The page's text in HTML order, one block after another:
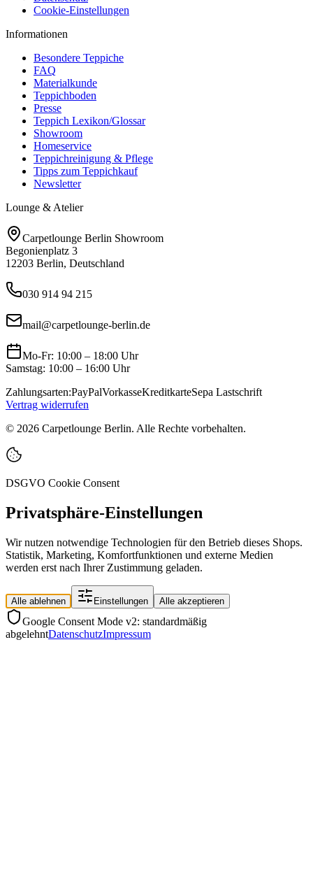
Cookie-Einstellungen
Informationen
Besondere Teppiche
FAQ
Materialkunde
Teppichboden
Presse
Teppich Lexikon/Glossar
Showroom
Homeservice
Teppichreinigung & Pflege
Tipps zum Teppichkauf
Newsletter
Lounge & Atelier
Carpetlounge Berlin Showroom
Begonienplatz 3
12203 Berlin, Deutschland
030 914 94 215
mail@carpetlounge-berlin.de
Mo-Fr: 10:00 – 18:00 Uhr
Samstag: 10:00 – 16:00 Uhr
Zahlungsarten:PayPalVorkasseKreditkarteSepa Lastschrift
Vertrag widerrufen
© 2026 Carpetlounge Berlin. Alle Rechte vorbehalten.
DSGVO Cookie Consent
Privatsphäre-Einstellungen
Wir nutzen notwendige Technologien für den Betrieb dieses Shops.
Statistik, Marketing, Komfortfunktionen und externe Medien
werden erst nach Ihrer Zustimmung geladen.
Alle ablehnen Einstellungen Alle akzeptieren
Google Consent Mode v2: standardmäßig
abgelehntDatenschutzImpressum